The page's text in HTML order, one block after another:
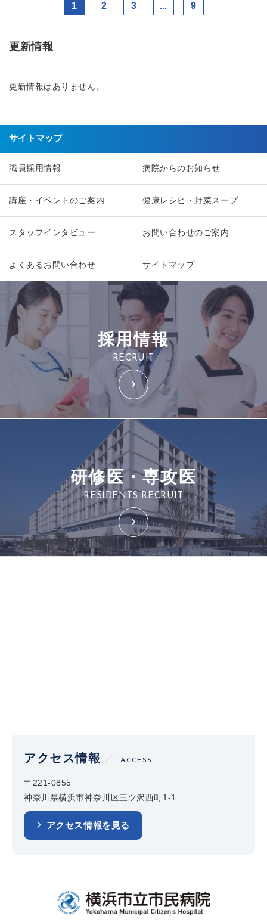
1 2 3 ... 9
更新情報
更新情報はありません。
サイトマップ
職員採用情報 病院からのお知らせ
講座・イベントのご案内 健康レシピ・野菜スープ
スタッフインタビュー お問い合わせのご案内
よくあるお問い合わせ サイトマップ
採用情報
RECRUIT
研修医・専攻医
RESIDENTS RECRUIT
アクセス情報 ACCESS
〒221-0855
神奈川県横浜市神奈川区三ツ沢西町1-1
アクセス情報を見る